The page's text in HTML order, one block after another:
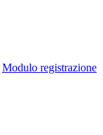
Modulo registrazione